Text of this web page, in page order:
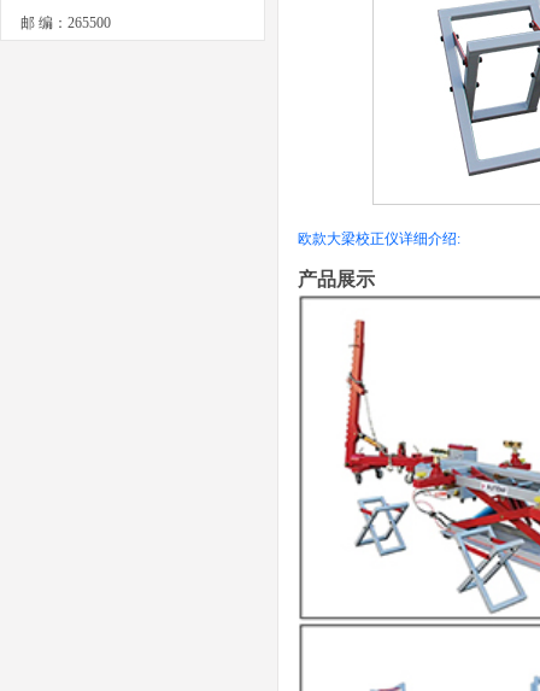
邮 编：265500
欧款大梁校正仪详细介绍:
产品展示